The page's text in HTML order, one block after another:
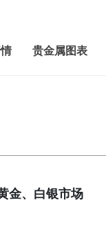
贵金属图表
金、白银市场